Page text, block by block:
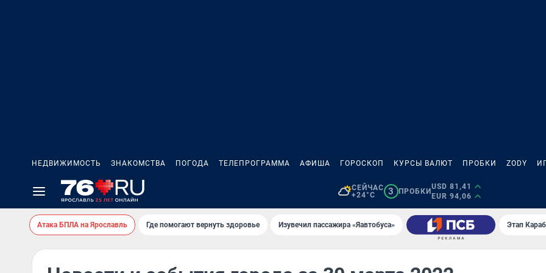
НЕДВИЖИМОСТЬ ЗНАКОМСТВА ПОГОДА ТЕЛЕПРОГРАММА АФИША ГОРОСКОП КУРСЫ ВАЛЮТ ПРОБКИ ZODY
СЕЙЧАС
+24°C
3 ПРОБКИ
USD 81,41
EUR 94,06
Атака БПЛА на Ярославль Где помогают вернуть здоровье Изувечил пассажира «Яавтобуса» Этап